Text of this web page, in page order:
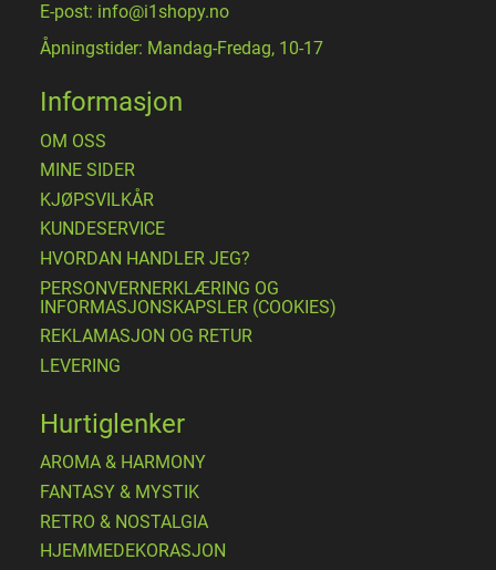
E-post: info@i1shopy.no
Åpningstider: Mandag-Fredag, 10-17
Informasjon
OM OSS
MINE SIDER
​KJØPSVILKÅR
KUNDESERVICE
HVORDAN HANDLER JEG?
PERSONVERNERKLÆRING OG
INFORMASJONSKAPSLER (COOKIES)
REKLAMASJON OG RETUR
LEVERING
Hurtiglenker
AROMA & HARMONY
FANTASY & MYSTIK
RETRO & NOSTALGIA
HJEMMEDEKORASJON